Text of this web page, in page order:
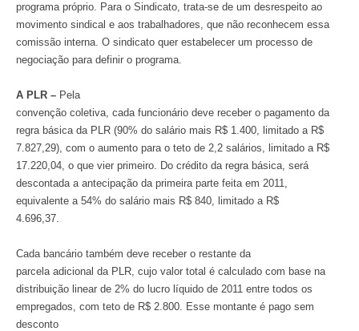
programa próprio. Para o Sindicato, trata-se de um desrespeito ao
movimento sindical e aos trabalhadores, que não reconhecem essa
comissão interna. O sindicato quer estabelecer um processo de
negociação para definir o programa.
A PLR – Pela
convenção coletiva, cada funcionário deve receber o pagamento da
regra básica da PLR (90% do salário mais R$ 1.400, limitado a R$
7.827,29), com o aumento para o teto de 2,2 salários, limitado a R$
17.220,04, o que vier primeiro. Do crédito da regra básica, será
descontada a antecipação da primeira parte feita em 2011,
equivalente a 54% do salário mais R$ 840, limitado a R$
4.696,37.
Cada bancário também deve receber o restante da
parcela adicional da PLR, cujo valor total é calculado com base na
distribuição linear de 2% do lucro líquido de 2011 entre todos os
empregados, com teto de R$ 2.800. Esse montante é pago sem
desconto